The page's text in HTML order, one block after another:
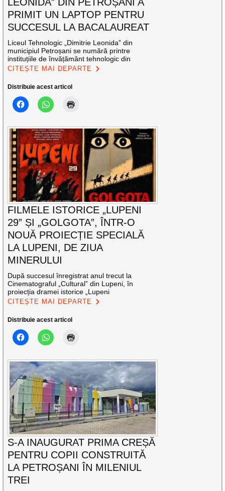
PRIMIT UN LAPTOP PENTRU
SUCCESUL LA BACALAUREAT
Liceul Tehnologic „Dimitrie Leonida” din
municipiul Petroșani se numără printre
instituțiile de învățământ tehnologic din
CITEȘTE MAI DEPARTE
Distribuie acest articol
FILMELE ISTORICE „LUPENI
29” ȘI „GOLGOTA”, ÎNTR-O
NOUĂ PROIECȚIE SPECIALĂ
LA LUPENI, DE ZIUA
MINERULUI
După succesul înregistrat anul trecut la
Cinematograful „Cultural” din Lupeni, în
proiecția dramei istorice „Lupeni
CITEȘTE MAI DEPARTE
Distribuie acest articol
S-A INAUGURAT PRIMA CREȘĂ
PENTRU COPII CONSTRUITĂ
LA PETROȘANI ÎN MILENIUL
TREI